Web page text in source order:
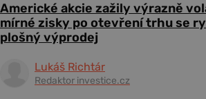
Americké akcie zažily výrazně
mírné zisky po otevření trhu se
plošný výprodej
Lukáš Richtár
Redaktor investice.cz